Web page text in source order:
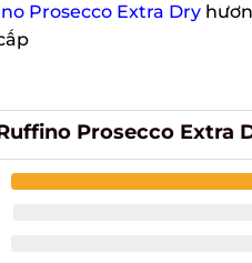
Prosecco Extra Dry
Prosecco Extra